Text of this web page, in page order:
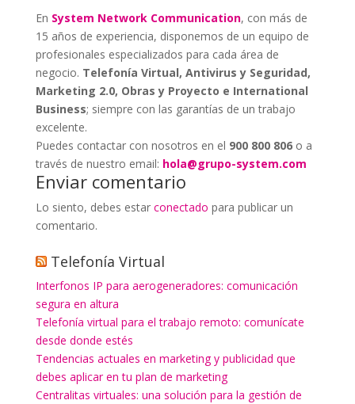
En System Network Communication, con más de
15 años de experiencia, disponemos de un equipo de
profesionales especializados para cada área de
negocio. Telefonía Virtual, Antivirus y Seguridad,
Marketing 2.0, Obras y Proyecto e International
Business; siempre con las garantías de un trabajo
excelente.
Puedes contactar con nosotros en el 900 800 806o a
través de nuestro email: hola@grupo-system.com
Enviar comentario
Lo siento, debes estar conectado para publicar un
comentario.
Telefonía Virtual
Interfonos IP para aerogeneradores: comunicación
segura en altura
Telefonía virtual para el trabajo remoto: comunícate
desde donde estés
Tendencias actuales en marketing y publicidad que
debes aplicar en tu plan de marketing
Centralitas virtuales: una solución para la gestión de